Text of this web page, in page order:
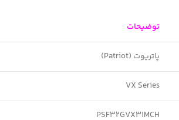
توضیحات
پاتریوت (Patriot)
VX Series
PSF32GVX31MCH